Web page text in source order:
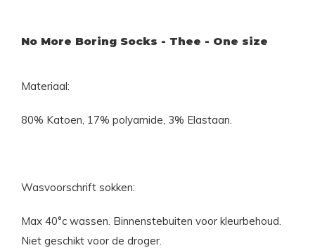
No More Boring Socks - Thee - One size
Materiaal:
80% Katoen, 17% polyamide, 3% Elastaan.
Wasvoorschrift sokken:
Max 40°c wassen. Binnenstebuiten voor kleurbehoud.
Niet geschikt voor de droger.